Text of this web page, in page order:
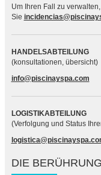
Um Ihren Fall zu
Sie
HANDELSABTEILUNG
(konsultationen, übersicht)
info@piscinayspa.com
LOGISTIKABTEILUNG
(Verfolgung und Status
DIE BERÜHRUNG